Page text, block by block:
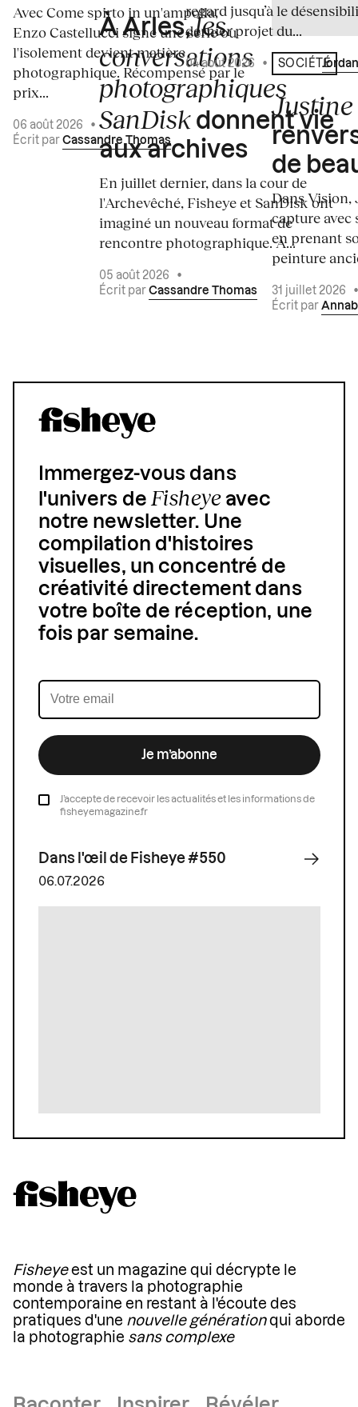
Avec Come spirto in un'ampolla,
Enzo Castellucci signe une série où
l'isolement devient matière
photographique. Récompensé par le
prix...
06 août 2026
•
Écrit par Cassandre Thomas
À Arles,les
conversations
photographiques
SanDisk donnent vie
aux archives
En juillet dernier, dans la cour de
l'Archevêché, Fisheye et SanDisk ont
imaginé un nouveau format de
rencontre photographique. À...
05 août 2026
•
Écrit par Cassandre Thomas
regard jusqu’à le
dernier projet du...
04 août 2026 • Écrit par
SOCIÉTÉ
de
Dans
capture avec
en prenant
peinture
31 juillet 2026
Écrit par
Immergez-vous dans
l'univers de Fisheyeavec
notre newsletter. Une
compilation d'histoires
visuelles, un concentré de
créativité directement dans
votre boîte de réception, une
fois par semaine.
Je m’abonne
J’accepte de recevoir les actualités et les informations de
fisheyemagazine.fr
Dans l'œil de Fisheye #550
06.07.2026
Fisheyeest un magazine qui décrypte le
monde à travers la photographie
contemporaine en restant à l'écoute des
pratiques d'une nouvelle générationqui aborde
la photographie sans complexe